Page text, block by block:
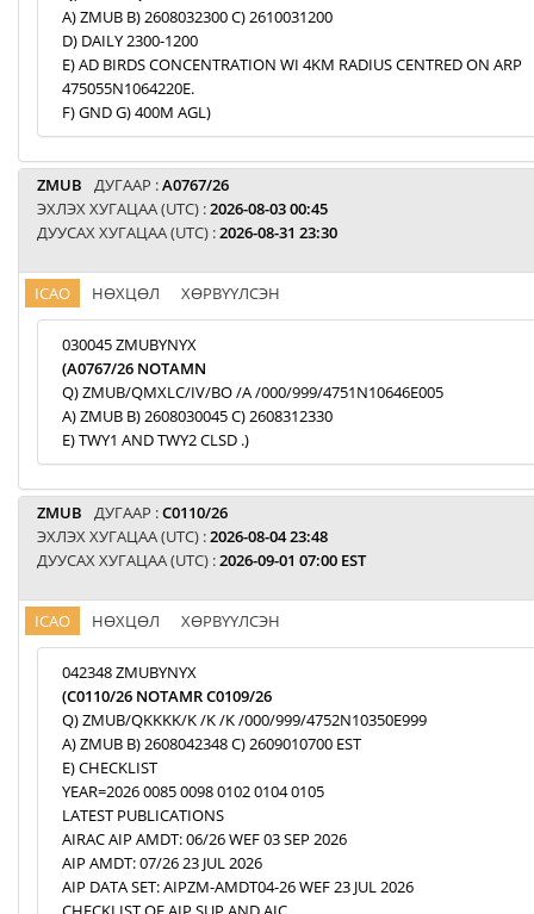
A) ZMUB B) 2608032300 C) 2610031200
D) DAILY 2300-1200
E) AD BIRDS CONCENTRATION WI 4KM RADIUS CENTRED ON ARP
475055N1064220E.
F) GND G) 400M AGL)
ZMUB ДУГААР :A0767/26
ЭХЛЭХ ХУГАЦАА (UTC) :2026-08-03 00:45
ДУУСАХ ХУГАЦАА (UTC) :2026-08-31 23:30
ICAO НӨХЦӨЛ ХӨРВҮҮЛСЭН
030045 ZMUBYNYX
(A0767/26 NOTAMN
Q) ZMUB/QMXLC/IV/BO /A /000/999/4751N10646E005
A) ZMUB B) 2608030045 C) 2608312330
E) TWY1 AND TWY2 CLSD .)
ZMUB ДУГААР :C0110/26
ЭХЛЭХ ХУГАЦАА (UTC) :2026-08-04 23:48
ДУУСАХ ХУГАЦАА (UTC) :2026-09-01 07:00 EST
ICAO НӨХЦӨЛ ХӨРВҮҮЛСЭН
042348 ZMUBYNYX
(C0110/26 NOTAMR C0109/26
Q) ZMUB/QKKKK/K /K /K /000/999/4752N10350E999
A) ZMUB B) 2608042348 C) 2609010700 EST
E) CHECKLIST
YEAR=2026 0085 0098 0102 0104 0105
LATEST PUBLICATIONS
AIRAC AIP AMDT: 06/26 WEF 03 SEP 2026
AIP AMDT: 07/26 23 JUL 2026
AIP DATA SET: AIPZM-AMDT04-26 WEF 23 JUL 2026